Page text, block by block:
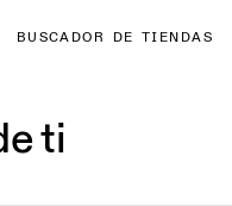
BUSCADOR DE TIENDAS
ti